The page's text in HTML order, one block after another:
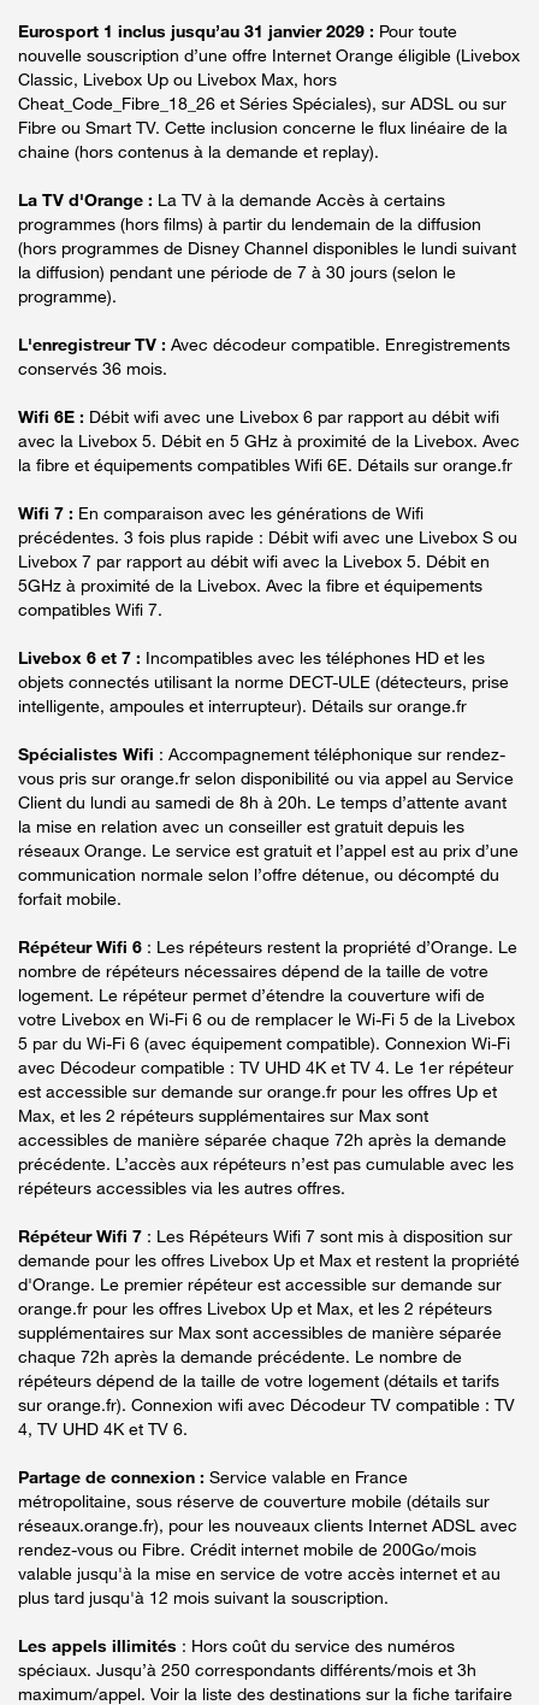
Eurosport 1 inclus jusqu’au 31 janvier 2029 : Pour toute
nouvelle souscription d’une offre Internet Orange éligible (Livebox
Classic, Livebox Up ou Livebox Max, hors
Cheat_Code_Fibre_18_26 et Séries Spéciales), sur ADSL ou sur
Fibre ou Smart TV. Cette inclusion concerne le flux linéaire de la
chaine (hors contenus à la demande et replay).
La TV d'Orange : La TV à la demande Accès à certains
programmes (hors films) à partir du lendemain de la diffusion
(hors programmes de Disney Channel disponibles le lundi suivant
la diffusion) pendant une période de 7 à 30 jours (selon le
programme).
L'enregistreur TV : Avec décodeur compatible. Enregistrements
conservés 36 mois.
Wifi 6E : Débit wifi avec une Livebox 6 par rapport au débit wifi
avec la Livebox 5. Débit en 5 GHz à proximité de la Livebox. Avec
la fibre et équipements compatibles Wifi 6E. Détails sur orange.fr
Wifi 7 : En comparaison avec les générations de Wifi
précédentes. 3 fois plus rapide : Débit wifi avec une Livebox S ou
Livebox 7 par rapport au débit wifi avec la Livebox 5. Débit en
5GHz à proximité de la Livebox. Avec la fibre et équipements
compatibles Wifi 7.
Livebox 6 et 7 : Incompatibles avec les téléphones HD et les
objets connectés utilisant la norme DECT-ULE (détecteurs, prise
intelligente, ampoules et interrupteur). Détails sur orange.fr
Spécialistes Wifi : Accompagnement téléphonique sur rendez-
vous pris sur orange.fr selon disponibilité ou via appel au Service
Client du lundi au samedi de 8h à 20h. Le temps d’attente avant
la mise en relation avec un conseiller est gratuit depuis les
réseaux Orange. Le service est gratuit et l’appel est au prix d’une
communication normale selon l’offre détenue, ou décompté du
forfait mobile.
Répéteur Wifi 6 : Les répéteurs restent la propriété d’Orange. Le
nombre de répéteurs nécessaires dépend de la taille de votre
logement. Le répéteur permet d’étendre la couverture wifi de
votre Livebox en Wi-Fi 6 ou de remplacer le Wi-Fi 5 de la Livebox
5 par du Wi-Fi 6 (avec équipement compatible). Connexion Wi-Fi
avec Décodeur compatible : TV UHD 4K et TV 4. Le 1er répéteur
est accessible sur demande sur orange.fr pour les offres Up et
Max, et les 2 répéteurs supplémentaires sur Max sont
accessibles de manière séparée chaque 72h après la demande
précédente. L’accès aux répéteurs n’est pas cumulable avec les
répéteurs accessibles via les autres offres.
Répéteur Wifi 7 : Les Répéteurs Wifi 7 sont mis à disposition sur
demande pour les offres Livebox Up et Max et restent la propriété
d'Orange. Le premier répéteur est accessible sur demande sur
orange.fr pour les offres Livebox Up et Max, et les 2 répéteurs
supplémentaires sur Max sont accessibles de manière séparée
chaque 72h après la demande précédente. Le nombre de
répéteurs dépend de la taille de votre logement (détails et tarifs
sur orange.fr). Connexion wifi avec Décodeur TV compatible : TV
4, TV UHD 4K et TV 6.
Partage de connexion : Service valable en France
métropolitaine, sous réserve de couverture mobile (détails sur
réseaux.orange.fr), pour les nouveaux clients Internet ADSL avec
rendez-vous ou Fibre. Crédit internet mobile de 200Go/mois
valable jusqu'à la mise en service de votre accès internet et au
plus tard jusqu'à 12 mois suivant la souscription.
Les appels illimités : Hors coût du service des numéros
spéciaux. Jusqu’à 250 correspondants différents/mois et 3h
maximum/appel. Voir la liste des destinations sur la fiche tarifaire